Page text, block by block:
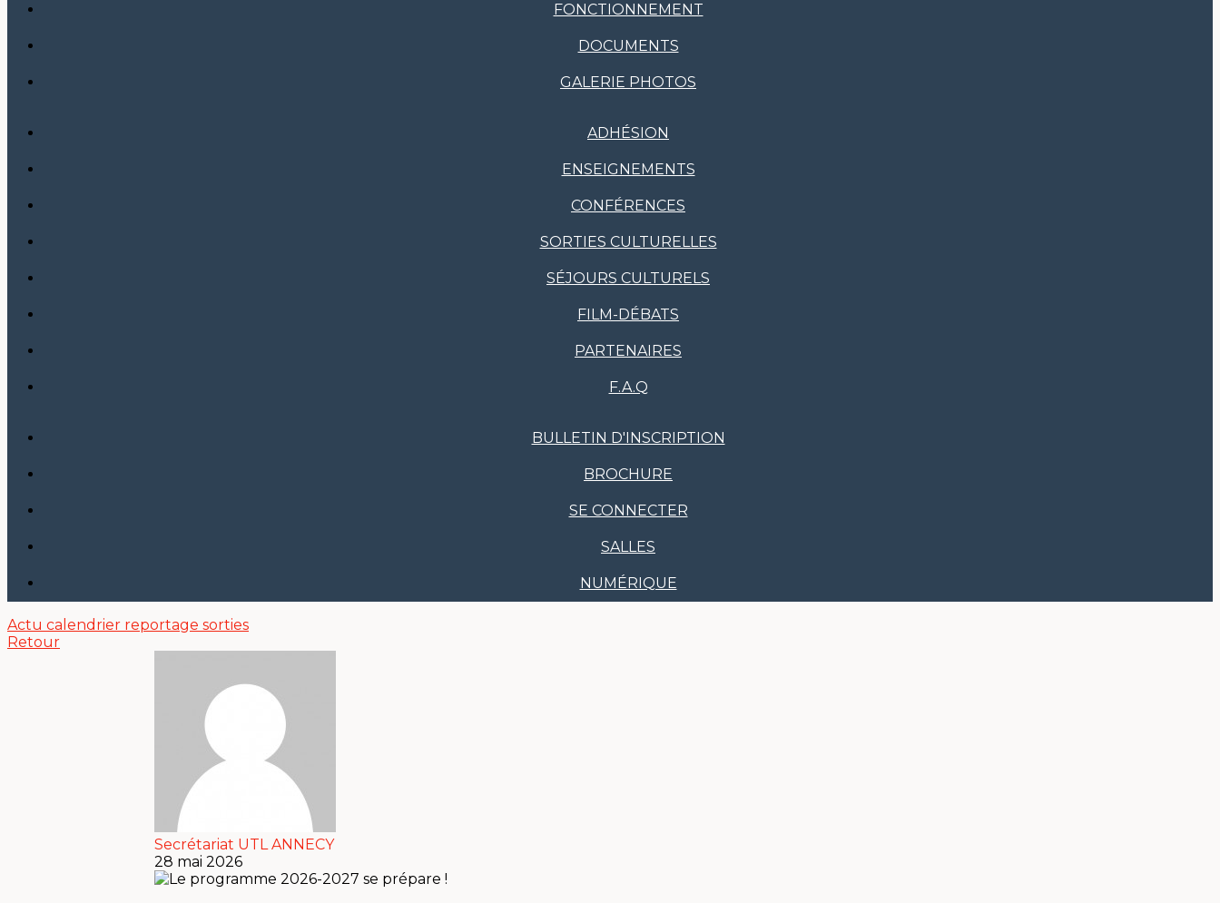
FONCTIONNEMENT
DOCUMENTS
GALERIE PHOTOS
ADHÉSION
ENSEIGNEMENTS
CONFÉRENCES
SORTIES CULTURELLES
SÉJOURS CULTURELS
FILM-DÉBATS
PARTENAIRES
F.A.Q
BULLETIN D'INSCRIPTION
BROCHURE
SE CONNECTER
SALLES
NUMÉRIQUE
Actu calendrier reportage sorties
Retour
Secrétariat UTL ANNECY
28 mai 2026